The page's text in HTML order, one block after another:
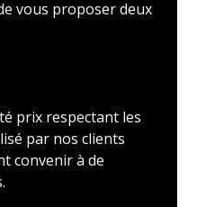
vous proposer deux
prix respectant les
par nos clients
convenir à de